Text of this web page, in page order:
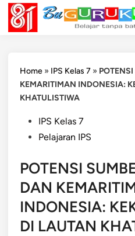
Skip
content
Home » IPS Kelas 7 »
KEMARITIMAN INDONESIA:
KHATULISTIWA
PostedIPS Kelas 7
Pelajaran IPS
POTENSI
DAN
INDONESIA:
DI LAUTAN